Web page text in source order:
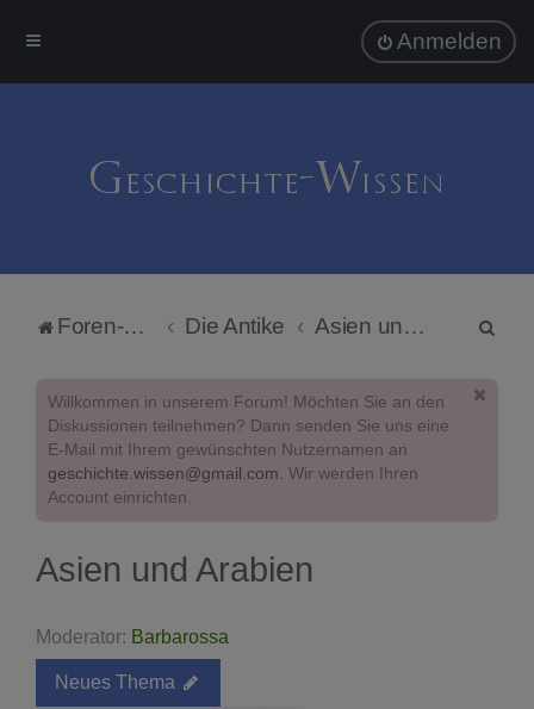
Anmelden
Foren-Übersicht Die Antike Asien und Arabien
Willkommen in unserem Forum! Möchten Sie an den
Diskussionen teilnehmen? Dann senden Sie uns eine
E-Mail mit Ihrem gewünschten Nutzernamen an
geschichte.wissen@gmail.com. Wir werden Ihren
Account einrichten.
Asien und Arabien
Moderator: Barbarossa
Neues Thema